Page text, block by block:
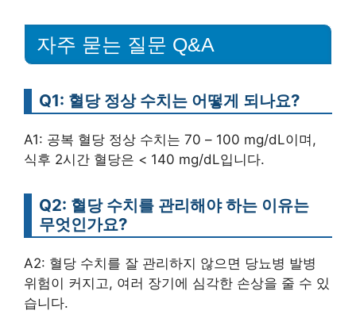
자주 묻는 질문 Q&A
Q1: 혈당 정상 수치는 어떻게 되나요?
A1: 공복 혈당 정상 수치는 70 – 100 mg/dL이며,
식후 2시간 혈당은 < 140 mg/dL입니다.
Q2: 혈당 수치를 관리해야 하는 이유는
무엇인가요?
A2: 혈당 수치를 잘 관리하지 않으면 당뇨병 발병
위험이 커지고, 여러 장기에 심각한 손상을 줄 수 있
습니다.